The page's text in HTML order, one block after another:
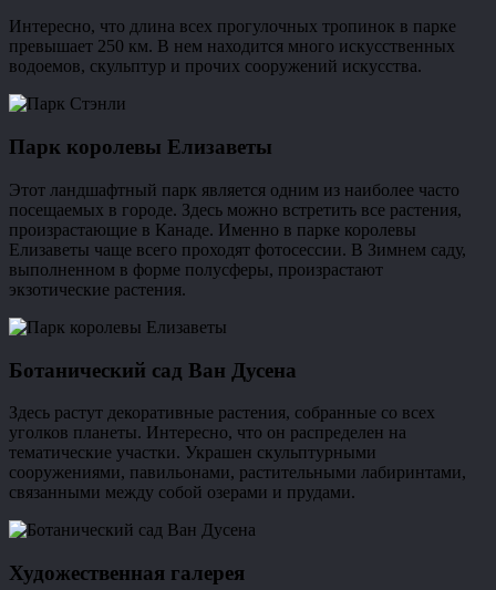
Интересно, что длина всех прогулочных тропинок в парке
превышает 250 км. В нем находится много искусственных
водоемов, скульптур и прочих сооружений искусства.
Парк королевы Елизаветы
Этот ландшафтный парк является одним из наиболее часто
посещаемых в городе. Здесь можно встретить все растения,
произрастающие в Канаде. Именно в парке королевы
Елизаветы чаще всего проходят фотосессии. В Зимнем саду,
выполненном в форме полусферы, произрастают
экзотические растения.
Ботанический сад Ван Дусена
Здесь растут декоративные растения, собранные со всех
уголков планеты. Интересно, что он распределен на
тематические участки. Украшен скульптурными
сооружениями, павильонами, растительными лабиринтами,
связанными между собой озерами и прудами.
Художественная галерея